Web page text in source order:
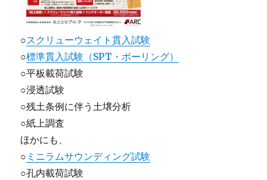
○スクリューウェイト貫入試験
○標準貫入試験（SPT・ボーリング）
○平板載荷試験
○浸透試験
○残土条例に伴う土壌分析
○紙上調査
ほかにも、
○ ミニラムサウンディング試験
○孔内載荷試験